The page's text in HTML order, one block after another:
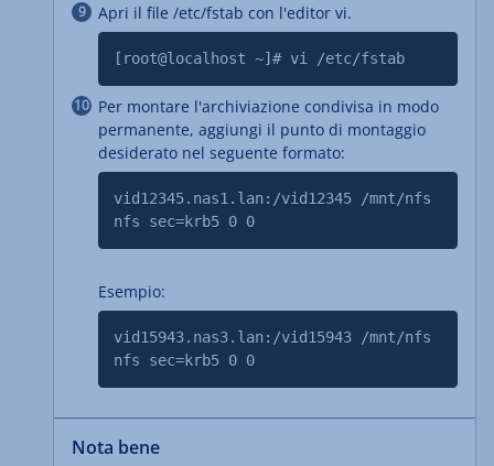
Apri il file /etc/fstab con l'editor vi.
[root@localhost ~]# vi /etc/fstab
Per montare l'archiviazione condivisa in modo
permanente, aggiungi il punto di montaggio
desiderato nel seguente formato:
vid12345.nas1.lan:/vid12345 /mnt/nfs
nfs sec=krb5 0 0
Esempio:
vid15943.nas3.lan:/vid15943 /mnt/nfs
nfs sec=krb5 0 0
Nota bene